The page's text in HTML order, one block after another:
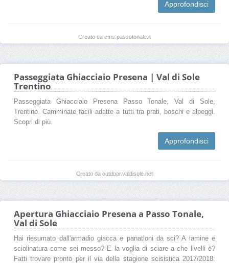
Approfondisci
Creato da cms.passotonale.it
Passeggiata Ghiacciaio Presena | Val di Sole
Trentino
Passeggiata Ghiacciaio Presena Passo Tonale, Val di Sole,
Trentino. Camminate facili adatte a tutti tra prati, boschi e alpeggi.
Scopri di più.
Approfondisci
Creato da outdoor.valdisole.net
Apertura Ghiacciaio Presena a Passo Tonale,
Val di Sole
Hai riesumato dall'armadio giacca e panatloni da sci? A lamine e
sciolinatura come sei messo? E la voglia di sciare a che livelli è?
Fatti trovare pronto per il via della stagione scisistica 2017/2018: